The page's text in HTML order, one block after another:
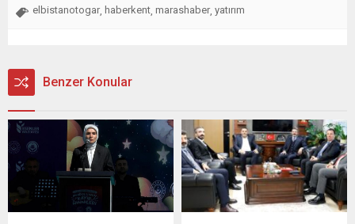
elbistanotogar haberkent marashaber yatırım
Benzer Konular